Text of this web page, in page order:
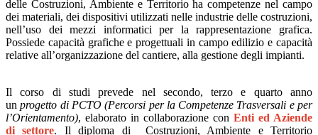
delle Costruzioni, Ambiente e Territorio ha competenze nel campo
dei materiali, dei dispositivi utilizzati nelle industrie delle costruzioni,
nell’uso dei mezzi informatici per la rappresentazione grafica.
Possiede capacità grafiche e progettuali in campo edilizio e capacità
relative all’organizzazione del cantiere, alla gestione degli impianti.
Il corso di studi prevede nel secondo, terzo e quarto anno
unprogetto di PCTO (Percorsi per la Competenze Trasversali e per
l’Orientamento), elaborato in collaborazione con Enti ed Aziende
di settore. Il diploma di Costruzioni, Ambiente e Territorio